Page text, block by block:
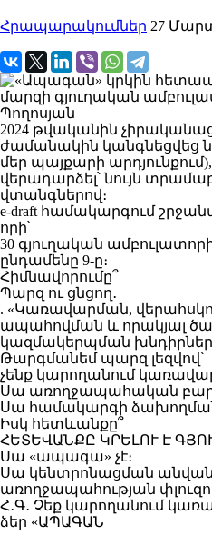
Հրապարակումներ 27
2024 թվականին
ժամանակին կանգնեցվեց
մեր պայքարի
վերադարձել՝ նույն
վտանգներով։
e-draft համակարգում
որի՝
30 գյուղական
ընդամենը 9-ը։
Հիմնավորումը՞
Պարզ ու ցնցող․
. «Կառավարման,
ապահովման և որակյալ
կազմակերպման
Թարգմանեմ պարզ լեզվով՝
չենք կարողանում
Սա առողջապահական
Սա համակարգի
Իսկ հետևանքը՞
ՀԵՏԵՎԱՆՔԸ ԿՐԵԼՈՒ Է
Սա «ապագա» չէ։
Սա կենտրոնացման
առողջապահության
Հ․Գ․ Չեք կարողանում
ձեր «ԱՊԱԳԱՆ